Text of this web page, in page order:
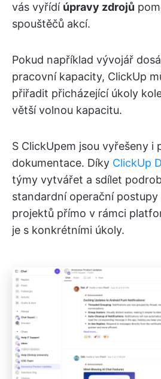
vás vyřídí úpravy zdrojů
spouštěčů akcí.
Pokud například vývojář
pracovní kapacity, ClickUp
přiřadit přicházející úkoly
větší volnou kapacitu.
S ClickUpem jsou vyřešeny i
dokumentace. Díky ClickUp
týmy vytvářet a sdílet
standardní operační postupy
projektů přímo v rámci
je s konkrétními úkoly.